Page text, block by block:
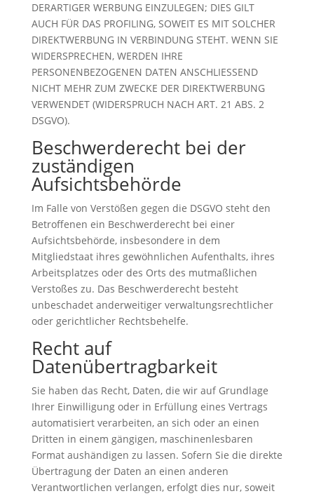
DERARTIGER WERBUNG EINZULEGEN; DIES GILT
AUCH FÜR DAS PROFILING, SOWEIT ES MIT SOLCHER
DIREKTWERBUNG IN VERBINDUNG STEHT. WENN SIE
WIDERSPRECHEN, WERDEN IHRE
PERSONENBEZOGENEN DATEN ANSCHLIESSEND
NICHT MEHR ZUM ZWECKE DER DIREKTWERBUNG
VERWENDET (WIDERSPRUCH NACH ART. 21 ABS. 2
DSGVO).
Beschwerderecht bei der
zuständigen
Aufsichtsbehörde
Im Falle von Verstößen gegen die DSGVO steht den
Betroffenen ein Beschwerderecht bei einer
Aufsichtsbehörde, insbesondere in dem
Mitgliedstaat ihres gewöhnlichen Aufenthalts, ihres
Arbeitsplatzes oder des Orts des mutmaßlichen
Verstoßes zu. Das Beschwerderecht besteht
unbeschadet anderweitiger verwaltungsrechtlicher
oder gerichtlicher Rechtsbehelfe.
Recht auf
Datenübertragbarkeit
Sie haben das Recht, Daten, die wir auf Grundlage
Ihrer Einwilligung oder in Erfüllung eines Vertrags
automatisiert verarbeiten, an sich oder an einen
Dritten in einem gängigen, maschinenlesbaren
Format aushändigen zu lassen. Sofern Sie die direkte
Übertragung der Daten an einen anderen
Verantwortlichen verlangen, erfolgt dies nur, soweit